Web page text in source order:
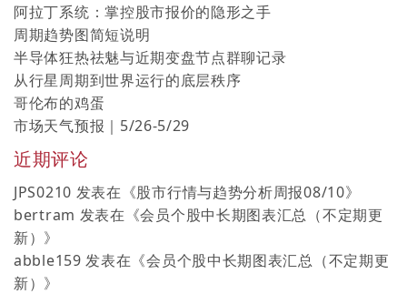
阿拉丁系统：掌控股市报价的隐形之手
周期趋势图简短说明
半导体狂热祛魅与近期变盘节点群聊记录
从行星周期到世界运行的底层秩序
哥伦布的鸡蛋
市场天气预报｜5/26-5/29
近期评论
JPS0210 发表在《股市行情与趋势分析周报08/10》
bertram 发表在《会员个股中长期图表汇总（不定期更
新） 》
abble159 发表在《会员个股中长期图表汇总（不定期更
新） 》